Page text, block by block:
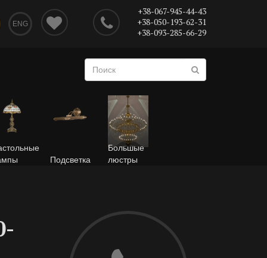
ENG
+38-067-945-44-43
+38-050-193-62-31
+38-093-285-66-29
Подсветка
Большые
люстры